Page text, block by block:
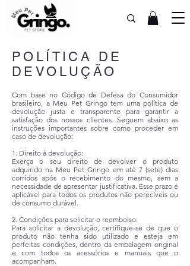
POLÍTICA DE
DEVOLUÇÃO
Com base no Código de Defesa do Consumidor
brasileiro, a Meu Pet Gringo tem uma política de
devolução justa e transparente para garantir a
satisfação dos nossos clientes. Seguem abaixo as
instruções importantes sobre como proceder em
caso de devolução:
1. Direito à devolução:
Exerça o seu direito de devolver o produto
adquirido na Meu Pet Gringo em até 7 (sete) dias
corridos após o recebimento do mesmo, sem a
necessidade de apresentar justificativa. Esse prazo é
aplicável para todos os produtos não perecíveis ou
de consumo durável.
2. Condições para solicitar o reembolso:
Para solicitar a devolução, certifique-se de que o
produto não tenha sido utilizado e esteja em
perfeitas condições, dentro da embalagem original
e com todos os acessórios e manuais que o
acompanham.